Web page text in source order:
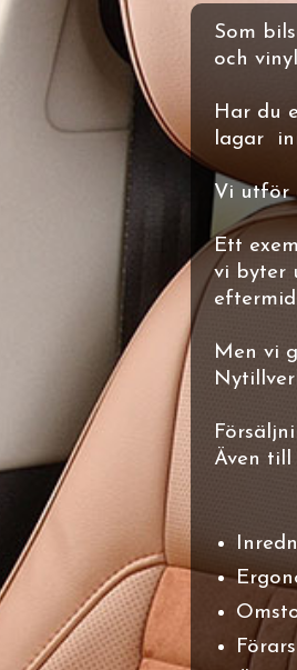
Som
och
Har du
lagar
Vi utför
Ett
vi byter
Men vi
Även